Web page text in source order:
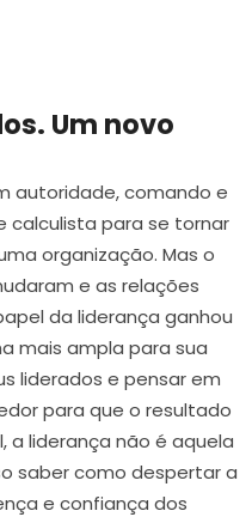
Um novo
autoridade, comando e
calculista para se tornar
organização. Mas o
e as relações
da liderança ganhou
mais ampla para sua
liderados e pensar em
para que o resultado
a liderança não é aquela
saber como despertar a
e confiança dos